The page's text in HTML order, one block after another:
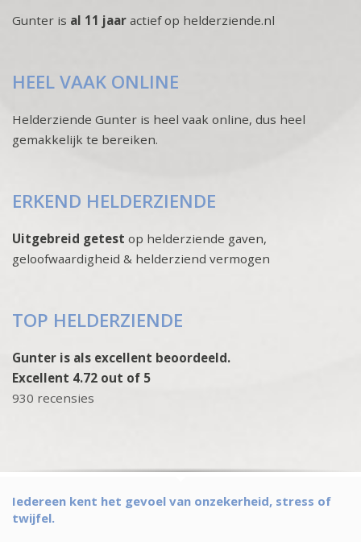
Gunter is al 11 jaar actief op helderziende.nl
HEEL VAAK ONLINE
Helderziende Gunter is heel vaak online, dus heel
gemakkelijk te bereiken.
ERKEND HELDERZIENDE
Uitgebreid getest op helderziende gaven,
geloofwaardigheid & helderziend vermogen
TOP HELDERZIENDE
Gunter is als excellent beoordeeld.
Excellent 4.72 out of 5
930 recensies
Iedereen kent het gevoel van onzekerheid, stress of
twijfel.